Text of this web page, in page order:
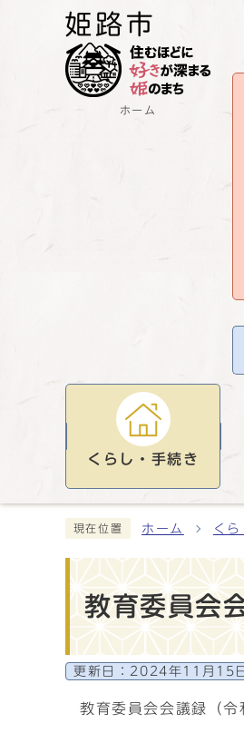
ホーム
くらし・手続き
現在位置 ホーム く
教育委員会
更新日： 2024年11月15日
教育委員会会議録（